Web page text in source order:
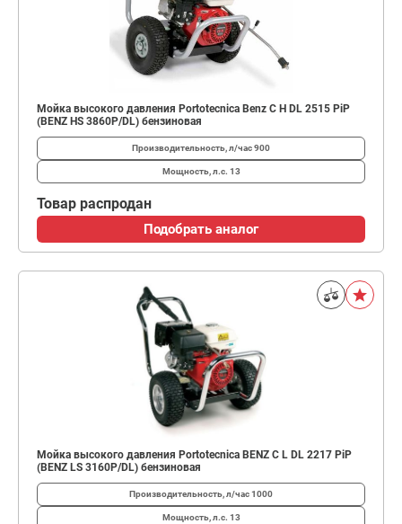
Мойка высокого давления Portotecnica Benz C H DL 2515 PiP
(BENZ HS 3860P/DL) бензиновая
Производительность, л/час900
Мощность, л.с. 13
Товар распродан
Подобрать аналог
Мойка высокого давления Portotecnica BENZ C L DL 2217 PiP
(BENZ LS 3160P/DL) бензиновая
Производительность, л/час1000
Мощность, л.с. 13